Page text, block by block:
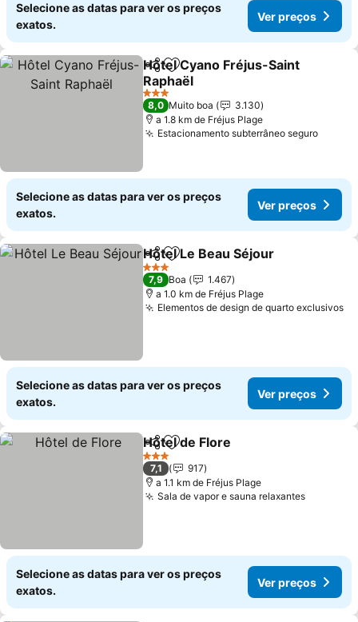
Selecione as datas para ver os preços
exatos.
Ver preços
PartilharAdicionar aos favoritos
Hôtel Cyano Fréjus-Saint
Raphaël
Ver preços
3 Estrelas
8,0 Muito boa
3.130
a 1.8 km de Fréjus Plage
Estacionamento subterrâneo seguroVer
Selecione as datas para ver os preços
exatos.
Ver preços
PartilharAdicionar aos favoritos
Hôtel Le Beau Séjour
3 Estrelas
7,9 Boa
1.467
a 1.0 km de Fréjus Plage
Elementos de design de quarto exclusivos
Selecione as datas para ver os preços
exatos.
Ver preços
PartilharAdicionar aos favoritos
Hôtel de Flore
3 Estrelas
7,1
917
a 1.1 km de Fréjus Plage
Sala de vapor e sauna relaxantesVer
Selecione as datas para ver os preços
exatos.
Ver preços